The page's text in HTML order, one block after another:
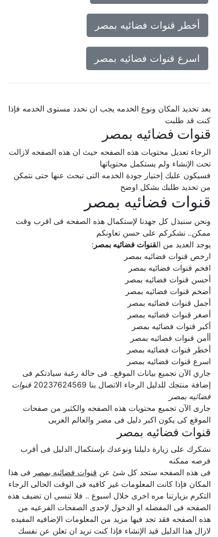
أخطر قنوات فضائيه بمصر
اسرع قنوات فضائيه بمصر
بعد تحديد المكان ونوع الخدمه يجب ان نحدد مستوى الخدمه فإذا
كنت قد طلبت
قنوات فضائيه بمصر
الرجاء تعديل محتويات هذه الصفحه حيث ان هذه الصفحه لازالت
تحت الإنشاء ولم يستكمل محتوياتها
فسيكون عليك إختيار جودة الخدمه التى تبحث عنها حتى نتمكن
من تحديد طلبك بشكل اوضح
قنوات فضائيه بمصر
ونحن سنبذل كل جهدنا لإستكمال هذه الصفحه فى اقرب وقت
ممكن.. نشكركم على حسن تعاونكم
يوجد العديد من ال قنوات فضائيه بمصر:
ارخص قنوات فضائيه بمصر
افخم قنوات فضائيه بمصر
أحسن قنوات فضائيه بمصر
أضخم قنوات فضائيه بمصر
أجمل قنوات فضائيه بمصر
أصغر قنوات فضائيه بمصر
أكبر قنوات فضائيه بمصر
أأمن قنوات فضائيه بمصر
أخطر قنوات فضائيه بمصر
اسرع قنوات فضائيه بمصر
جاري الآن تجميع بيانات الموقع.. فى حالة رغبة سيادتكم فى
إضافة منتجك للدليل الرجاء الاتصال بنا 20237624569
قنوات
فضائيه بمصر
جارى الآن تجميع محتويات هذه الصفحه والكثير من صفحات
الموقع كى يكون اكبر دليل فى مصر والعالم العربى
قنوات فضائيه بمصر
نشكرك على زيارة دليلنا ونوعدك بإستكمال الدليل فى أقرب
فرصه ممكنه
فى هذه الصفحه ستجد كل شئ عنقنوات فضائيه بمصرفى هذا
المكان فإذا كانت المعلومات غير كافيه فى الوقت الحالى الرجاء
التكرم بزيارتنا مره اخرى خلال اسبوع .. فلا تنسى ان تضيف هذه
الصفحه فى المفضله او الدخول لإحدى الصفحات الفرعيه من
هذه الصفحه فقد تجد فيها مزيد من المعلومات الإضافيه المفيده
لازال هذا الدليل قيد الإنشاء فإذا كنت تريد ان تعلن عن نفسك